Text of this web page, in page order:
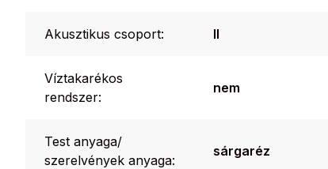
Akusztikus csoport: II
Víztakarékos
rendszer:
nem
Test anyaga/
szerelvények anyaga:
sárgaréz